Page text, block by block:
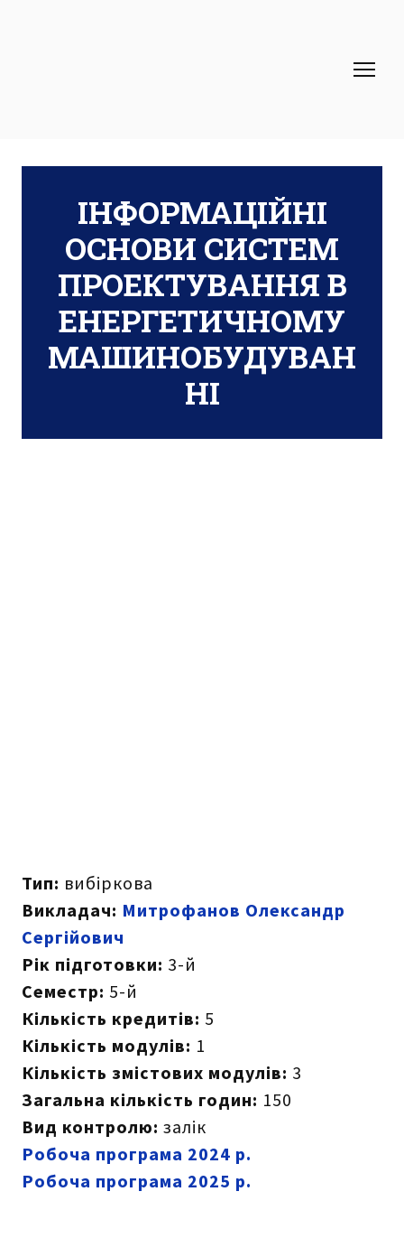
ІНФОРМАЦІЙНІ
ОСНОВИ СИСТЕМ
ПРОЕКТУВАННЯ В
ЕНЕРГЕТИЧНОМУ
МАШИНОБУДУВАН
НІ
Тип: вибіркова
Викладач: Митрофанов Олександр
Сергійович
Рік підготовки: 3-й
Семестр: 5-й
Кількість кредитів: 5
Кількість модулів: 1
Кількість змістових модулів: 3
Загальна кількість годин: 150
Вид контролю: залік
Робоча програма 2024 р.
Робоча програма 2025 р.